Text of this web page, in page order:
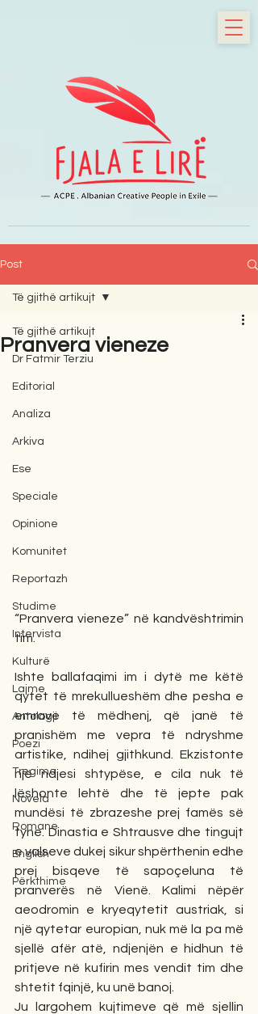
Post
Të gjithë artikujt
Dr Fatmir Terziu
Editorial
Analiza
Arkiva
Ese
Speciale
Opinione
Komunitet
Reportazh
Studime
Intervista
Kulturë
Lajme
Antologji
Poezi
Tregime
Novela
Romane
English
Përkthime
Të gjithë artikujt
Pranvera vieneze
“Pranvera vieneze” në kandvështrimin
tim.
Ishte ballafaqimi im i dytë me këtë
qytet të mrekullueshëm dhe pesha e
emrave të mëdhenj, që janë të
pranishëm me vepra të ndryshme
artistike, ndihej gjithkund. Ekzistonte
një ndjesi shtypëse, e cila nuk të
lëshonte lehtë dhe të jepte pak
mundësi të zbrazeshe prej famës së
tyne. Dinastia e Shtrausve dhe tingujt
e valseve dukej sikur shpërthenin edhe
prej bisqeve të sapoçeluna të
pranverës në Vienë. Kalimi nëpër
aeodromin e kryeqytetit austriak, si
një qytetar europian, nuk më la pa më
sjellë afër atë, ndjenjën e hidhun të
pritjeve në kufirin mes vendit tim dhe
shtetit fqinjë, ku unë banoj.
Ju largohem kujtimeve që më sjellin